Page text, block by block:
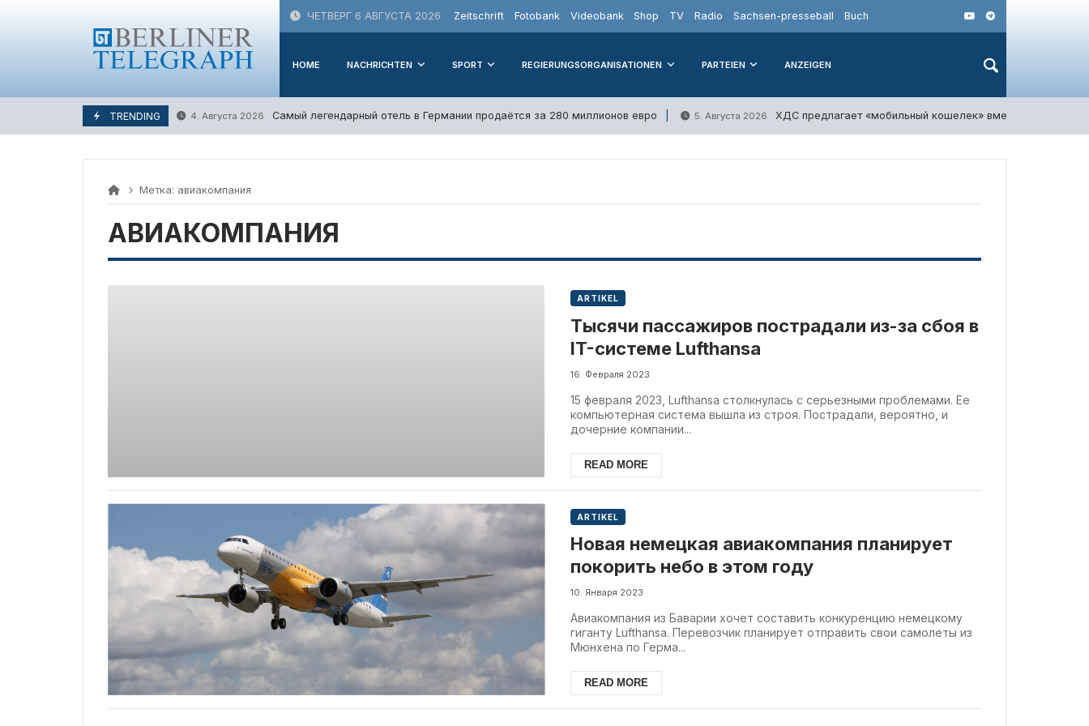
ЧЕТВЕРГ 6 АВГУСТА 2026 Zeitschrift Fotobank Videobank Shop TV Radio Sachsen-presseball Buch
HOME NACHRICHTEN SPORT REGIERUNGSORGANISATIONEN PARTEIEN ANZEIGEN
TRENDING 4. Августа 2026 Самый легендарный отель в Германии продаётся за 280 миллионов евро 5. Августа 2026 ХДС предлагает «мобильный кошелек» вместо топливной
Метка: авиакомпания
АВИАКОМПАНИЯ
ARTIKEL
Тысячи пассажиров пострадали из-за сбоя в
IT-системе Lufthansa
16. Февраля 2023
15 февраля 2023, Lufthansa столкнулась с серьезными проблемами. Ее
компьютерная система вышла из строя. Пострадали, вероятно, и
дочерние компании...
READ MORE
ARTIKEL
Новая немецкая авиакомпания планирует
покорить небо в этом году
10. Января 2023
Авиакомпания из Баварии хочет составить конкуренцию немецкому
гиганту Lufthansa. Перевозчик планирует отправить свои самолеты из
Мюнхена по Герма...
READ MORE